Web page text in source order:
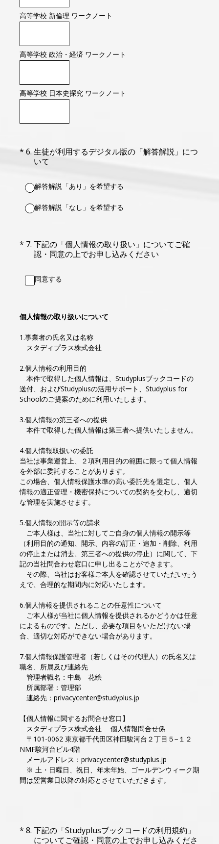
高等学校 新倫理 ワークノート
高等学校 政治・経済 ワークノート
高等学校 日本史探究 ワークノート
* 6.生徒が利用するデジタル版の「解答解説」につ
いて
（必須）
解答解説「あり」を希望する
解答解説「なし」を希望する
* 7. 下記の「個人情報の取り扱い」についてご確
認・同意の上でお申し込みください
（必須）
同意する
個人情報の取り扱いについて
1.事業者の氏名又は名称
スタディプラス株式会社
2.個人情報の利用目的
本件で取得した個人情報は、Studyplusブックコードの
送付、およびStudyplusの活用サポート、Studyplus for
Schoolのご提案のために利用いたします。
3.個人情報の第三者への提供
本件で取得した個人情報は第三者へ提供いたしません。
4.個人情報取扱いの委託
当社は事業運営上、２項利用目的の範囲に限って個人情報
を外部に委託することがあります。
この場合、個人情報保護水準の高い委託先を選定し、個人
情報の適正管理・機密保持についての契約を交わし、適切
な管理を実施させます。
5.個人情報の開示等の請求
ご本人様は、当社に対してご自身の個人情報の開示等
（利用目的の通知、開示、内容の訂正・追加・削除、利用
の停止または消去、第三者への提供の停止）に関して、下
記の当社問合わせ窓口に申し出ることができます。
その際、当社はお客様ご本人を確認させていただいたう
えで、合理的な期間内に対応いたします。
6.個人情報を提供されることの任意性について
ご本人様が当社に個人情報を提供されるかどうかは任意
によるものです。ただし、必要な項目をいただけない場
合、適切な対応ができない場合があります。
7.個人情報保護管理者（若しくはその代理人）の氏名又は
職名、所属及び連絡先
管理者職名：中島 花絵
所属部署：管理部
連絡先：privacycenter@studyplus.jp
【個人情報に関するお問合せ窓口】
スタディプラス株式会社 個人情報問合せ係
〒101-0062 東京都千代田区神田駿河台２丁目５−１２
NMF駿河台ビル4階
メールアドレス：privacycenter@studyplus.jp
※ 土・日曜日、祝日、年末年始、ゴールデンウィーク期
間は翌営業日以降の対応とさせていただきます。
* 8. 下記の「Studyplusブックコードの利用規約」
についてご確認・同意の上でお申し込みくださ
（必須）